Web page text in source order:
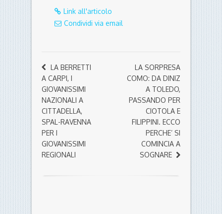
Link all'articolo
Condividi via email
LA BERRETTI
A CARPI, I
GIOVANISSIMI
NAZIONALI A
CITTADELLA,
SPAL-RAVENNA
PER I
GIOVANISSIMI
REGIONALI
LA SORPRESA
COMO: DA DINIZ
A TOLEDO,
PASSANDO PER
CIOTOLA E
FILIPPINI. ECCO
PERCHE’ SI
COMINCIA A
SOGNARE